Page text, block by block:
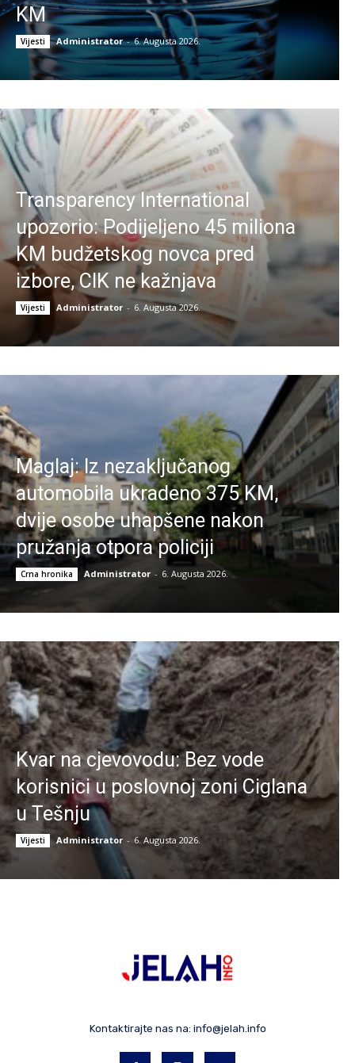
KM
Vijesti Administrator - 6. Augusta 2026.
Transparency International
upozorio: Podijeljeno 45 miliona
KM budžetskog novca pred
izbore, CIK ne kažnjava
Vijesti Administrator - 6. Augusta 2026.
Maglaj: Iz nezaključanog
automobila ukradeno 375 KM,
dvije osobe uhapšene nakon
pružanja otpora policiji
Crna hronika Administrator - 6. Augusta 2026.
Kvar na cjevovodu: Bez vode
korisnici u poslovnoj zoni Ciglana
u Tešnju
Vijesti Administrator - 6. Augusta 2026.
Kontaktirajte nas na: info@jelah.info